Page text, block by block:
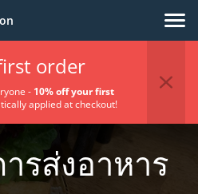
order
- 10% off your first
applied at checkout!
ารส่งอาหาร